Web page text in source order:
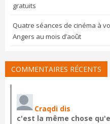
gratuits
Quatre séances de cinéma à
Angers au mois d’août
COMMENTAIRES RÉCENTS
Craqdi dis
c'est la même chose